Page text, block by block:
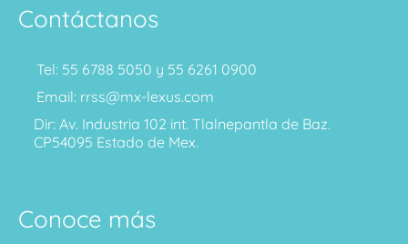
Contáctanos
Tel: 55 6788 5050 y 55 6261 0900
Email: rrss@mx-lexus.com
Dir: Av. Industria 102 int. Tlalnepantla de Baz.
CP54095 Estado de Mex.
Conoce más